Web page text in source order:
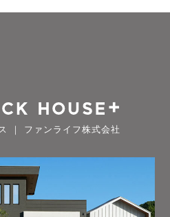
｜ ファンライフ株式会社